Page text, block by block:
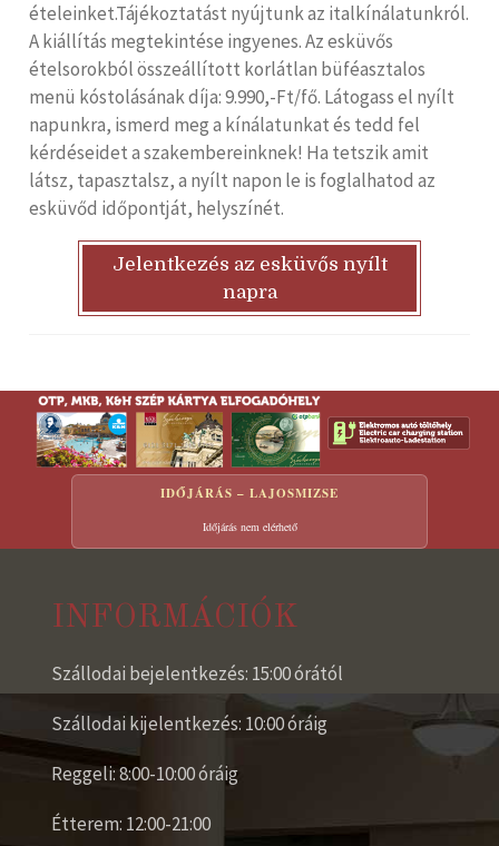
ételeinket.Tájékoztatást nyújtunk az italkínálatunkról.
A kiállítás megtekintése ingyenes. Az esküvős
ételsorokból összeállított korlátlan büféasztalos
menü kóstolásának díja: 9.990,-Ft/fő. Látogass el nyílt
napunkra, ismerd meg a kínálatunkat és tedd fel
kérdéseidet a szakembereinknek! Ha tetszik amit
látsz, tapasztalsz, a nyílt napon le is foglalhatod az
esküvőd időpontját, helyszínét.
Jelentkezés az esküvős nyílt
napra
IDŐJÁRÁS – LAJOSMIZSE
Időjárás nem elérhető
INFORMÁCIÓK
Szállodai bejelentkezés: 15:00 órától
Szállodai kijelentkezés: 10:00 óráig
Reggeli: 8:00-10:00 óráig
Étterem: 12:00-21:00